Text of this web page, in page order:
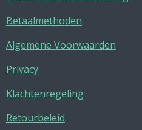
Betaalmethoden
Algemene Voorwaarden
Privacy
Klachtenregeling
Retourbeleid